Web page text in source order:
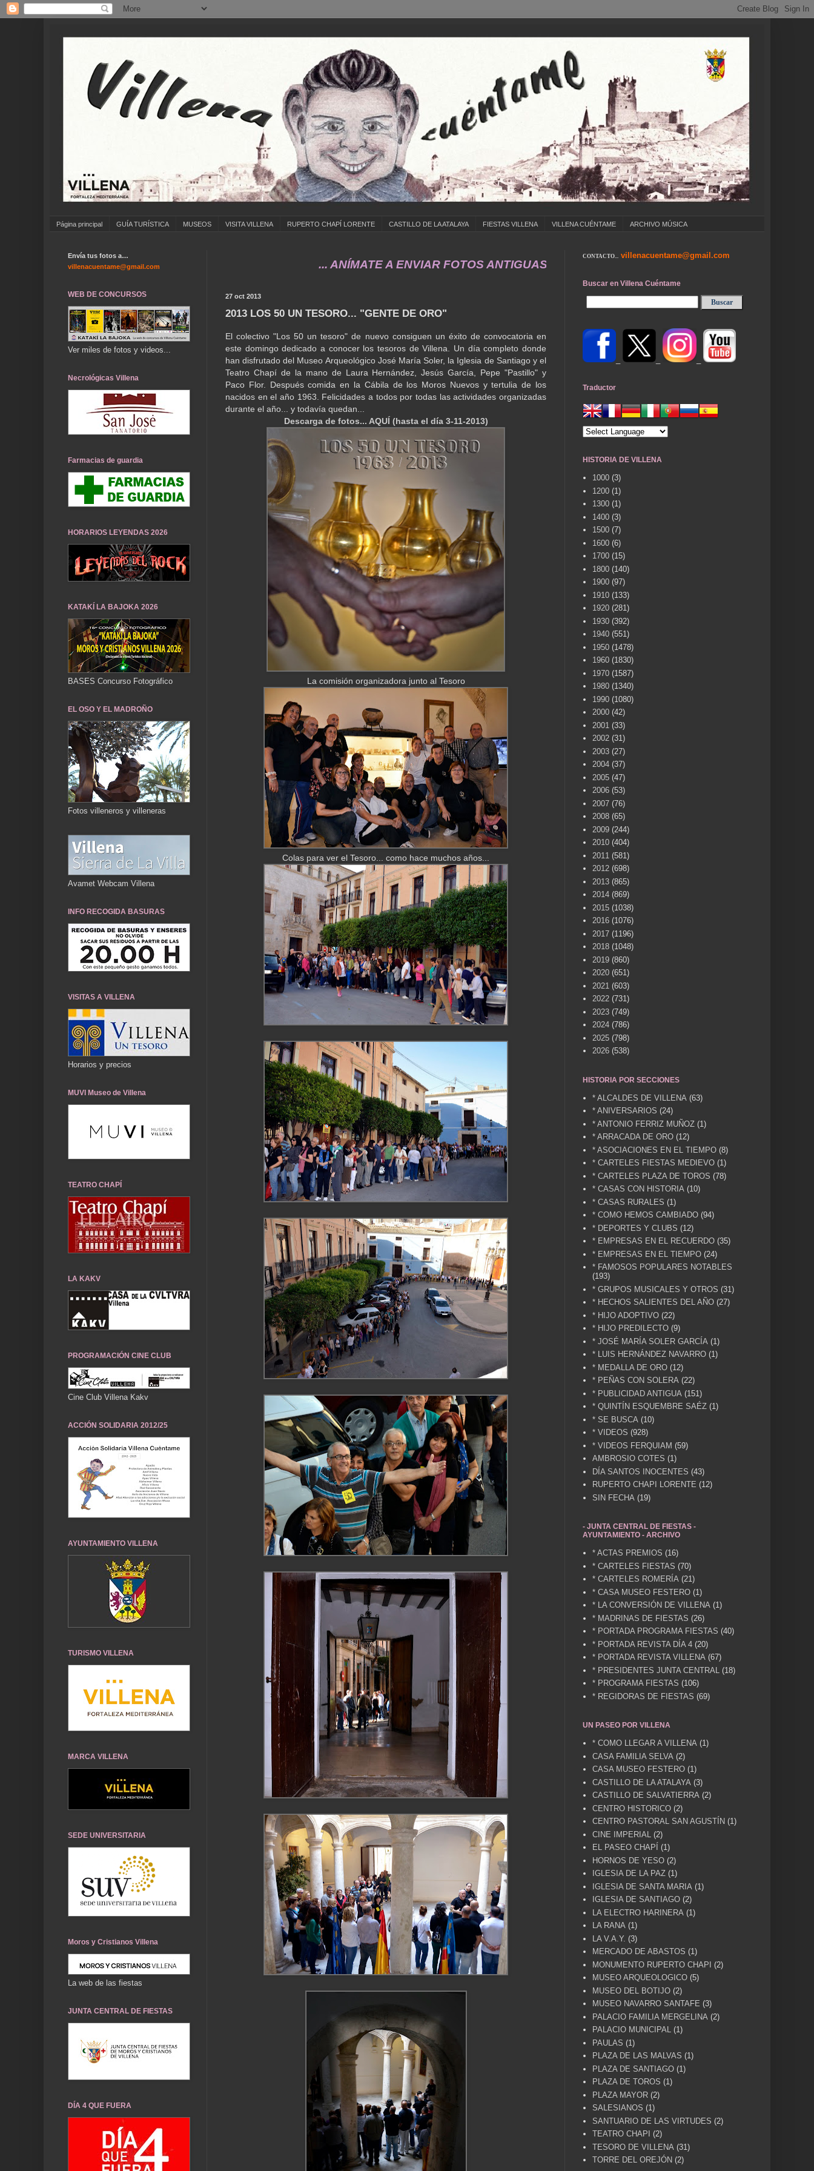
Página principal GUÍA TURÍSTICA MUSEOS VISITA VILLENA RUPERTO CHAPÍ LORENTE CASTILLO DE LA ATALAYA FIESTAS VILLENA VILLENA CUÉNTAME ARCHIVO MÚSICA
... ANÍMATE A ENVIAR FOTOS ANTIGUAS DE ... COLEGIOS ... CUMPLEAÑOS ... CARNAVAL ...
27 oct 2013
2013 LOS 50 UN TESORO... "GENTE DE ORO"
El colectivo "Los 50 un tesoro" de nuevo consiguen un éxito de convocatoria en
este domingo dedicado a conocer los tesoros de Villena. Un día completo donde
han disfrutado del Museo Arqueológico José María Soler, la Iglesia de Santiago y el
Teatro Chapí de la mano de Laura Hernández, Jesús García, Pepe "Pastillo" y
Paco Flor. Después comida en la Cábila de los Moros Nuevos y tertulia de los
nacidos en el año 1963. Felicidades a todos por todas las actividades organizadas
durante el año... y todavía quedan...
Descarga de fotos... AQUÍ (hasta el día 3-11-2013)
La comisión organizadora junto al Tesoro
Colas para ver el Tesoro... como hace muchos años...
Envía tus fotos a…
villenacuentame@gmail.com
WEB DE CONCURSOS
Ver miles de fotos y videos...
Necrológicas Villena
Farmacias de guardia
HORARIOS LEYENDAS 2026
KATAKÍ LA BAJOKA 2026
BASES Concurso Fotográfico
EL OSO Y EL MADROÑO
Fotos villeneros y villeneras
Avamet Webcam Villena
INFO RECOGIDA BASURAS
VISITAS A VILLENA
Horarios y precios
MUVI Museo de Villena
TEATRO CHAPÍ
LA KAKV
PROGRAMACIÓN CINE CLUB
Cine Club Villena Kakv
ACCIÓN SOLIDARIA 2012/25
AYUNTAMIENTO VILLENA
TURISMO VILLENA
MARCA VILLENA
SEDE UNIVERSITARIA
Moros y Cristianos Villena
La web de las fiestas
JUNTA CENTRAL DE FIESTAS
DÍA 4 QUE FUERA
CONTACTO... villenacuentame@gmail.com
Buscar en Villena Cuéntame
Traductor
HISTORIA DE VILLENA
1000 (3)
1200 (1)
1300 (1)
1400 (3)
1500 (7)
1600 (6)
1700 (15)
1800 (140)
1900 (97)
1910 (133)
1920 (281)
1930 (392)
1940 (551)
1950 (1478)
1960 (1830)
1970 (1587)
1980 (1340)
1990 (1080)
2000 (42)
2001 (33)
2002 (31)
2003 (27)
2004 (37)
2005 (47)
2006 (53)
2007 (76)
2008 (65)
2009 (244)
2010 (404)
2011 (581)
2012 (698)
2013 (865)
2014 (869)
2015 (1038)
2016 (1076)
2017 (1196)
2018 (1048)
2019 (860)
2020 (651)
2021 (603)
2022 (731)
2023 (749)
2024 (786)
2025 (798)
2026 (538)
HISTORIA POR SECCIONES
* ALCALDES DE VILLENA (63)
* ANIVERSARIOS (24)
* ANTONIO FERRIZ MUÑOZ (1)
* ARRACADA DE ORO (12)
* ASOCIACIONES EN EL TIEMPO (8)
* CARTELES FIESTAS MEDIEVO (1)
* CARTELES PLAZA DE TOROS (78)
* CASAS CON HISTORIA (10)
* CASAS RURALES (1)
* COMO HEMOS CAMBIADO (94)
* DEPORTES Y CLUBS (12)
* EMPRESAS EN EL RECUERDO (35)
* EMPRESAS EN EL TIEMPO (24)
* FAMOSOS POPULARES NOTABLES
(193)
* GRUPOS MUSICALES Y OTROS (31)
* HECHOS SALIENTES DEL AÑO (27)
* HIJO ADOPTIVO (22)
* HIJO PREDILECTO (9)
* JOSÉ MARÍA SOLER GARCÍA (1)
* LUIS HERNÁNDEZ NAVARRO (1)
* MEDALLA DE ORO (12)
* PEÑAS CON SOLERA (22)
* PUBLICIDAD ANTIGUA (151)
* QUINTÍN ESQUEMBRE SAÉZ (1)
* SE BUSCA (10)
* VIDEOS (928)
* VIDEOS FERQUIAM (59)
AMBROSIO COTES (1)
DÍA SANTOS INOCENTES (43)
RUPERTO CHAPI LORENTE (12)
SIN FECHA (19)
- JUNTA CENTRAL DE FIESTAS -
AYUNTAMIENTO - ARCHIVO
* ACTAS PREMIOS (16)
* CARTELES FIESTAS (70)
* CARTELES ROMERÍA (21)
* CASA MUSEO FESTERO (1)
* LA CONVERSIÓN DE VILLENA (1)
* MADRINAS DE FIESTAS (26)
* PORTADA PROGRAMA FIESTAS (40)
* PORTADA REVISTA DÍA 4 (20)
* PORTADA REVISTA VILLENA (67)
* PRESIDENTES JUNTA CENTRAL
(18)
* PROGRAMA FIESTAS (106)
* REGIDORAS DE FIESTAS (69)
UN PASEO POR VILLENA
* COMO LLEGAR A VILLENA (1)
CASA FAMILIA SELVA (2)
CASA MUSEO FESTERO (1)
CASTILLO DE LA ATALAYA (3)
CASTILLO DE SALVATIERRA (2)
CENTRO HISTORICO (2)
CENTRO PASTORAL SAN AGUSTÍN (1)
CINE IMPERIAL
(2)
EL PASEO CHAPÍ
(1)
HORNOS DE YESO (2)
IGLESIA DE LA PAZ (1)
IGLESIA DE SANTA MARIA (1)
IGLESIA DE SANTIAGO (2)
LA ELECTRO HARINERA (1)
LA RANA (1)
LA V.A.Y. (3)
MERCADO DE ABASTOS (1)
MONUMENTO RUPERTO CHAPI
(2)
MUSEO ARQUEOLOGICO (5)
MUSEO DEL BOTIJO (2)
MUSEO NAVARRO SANTAFE (3)
PALACIO FAMILIA MERGELINA (2)
PALACIO MUNICIPAL (1)
PAULAS (1)
PLAZA DE LAS MALVAS (1)
PLAZA DE SANTIAGO (1)
PLAZA DE TOROS (1)
PLAZA MAYOR (2)
SALESIANOS (1)
SANTUARIO DE LAS VIRTUDES (2)
TEATRO CHAPI
(2)
TESORO DE VILLENA (31)
TORRE DEL OREJÓN (2)